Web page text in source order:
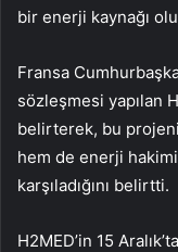
bir enerji kaynağı
Fransa
sözleşmesi yapılan
belirterek, bu
hem de enerji
karşıladığını belirtti.
H2MED’in 15